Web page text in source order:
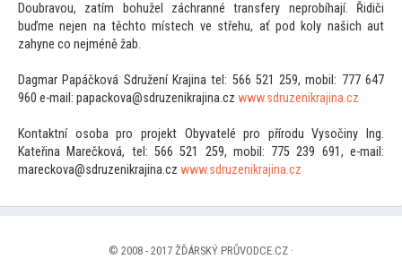
Doubravou, zatím bohužel záchranné transfery neprobíhají. Řidiči
buďme nejen na těchto místech ve střehu, ať pod koly našich aut
zahyne co nejméně žab.
Dagmar Papáčková Sdružení Krajina tel: 566 521 259, mobil: 777 647
960 e-mail: papackova@sdruzenikrajina.cz www.sdruzenikrajina.cz
Kontaktní osoba pro projekt Obyvatelé pro přírodu Vysočiny Ing.
Kateřina Marečková, tel: 566 521 259, mobil: 775 239 691, e-mail:
mareckova@sdruzenikrajina.cz www.sdruzenikrajina.cz
© 2008 - 2017 ŽĎÁRSKÝ PRŮVODCE.CZ ·